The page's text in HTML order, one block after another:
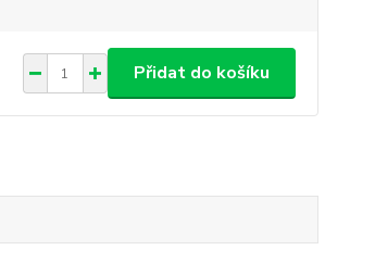
Přidat do košíku